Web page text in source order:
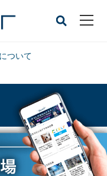
ついて
ン型ファクタリング - 前編